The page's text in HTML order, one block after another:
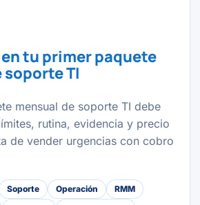
tu primer paquete
soporte TI
mensual de soporte TI debe
rutina, evidencia y precio
de vender urgencias con cobro
Soporte Operación
RMM